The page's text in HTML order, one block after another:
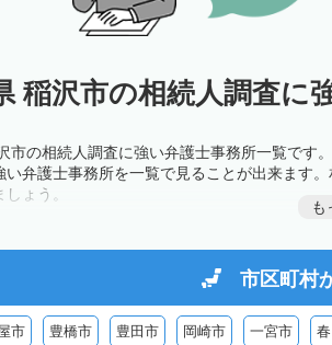
稲沢市の相続人調査に
市の相続人調査に強い弁護士事務所一覧です
い弁護士事務所を一覧で見ることが出来ます
ょう。
も
市区町村
市 豊橋市 豊田市 岡崎市 一宮市